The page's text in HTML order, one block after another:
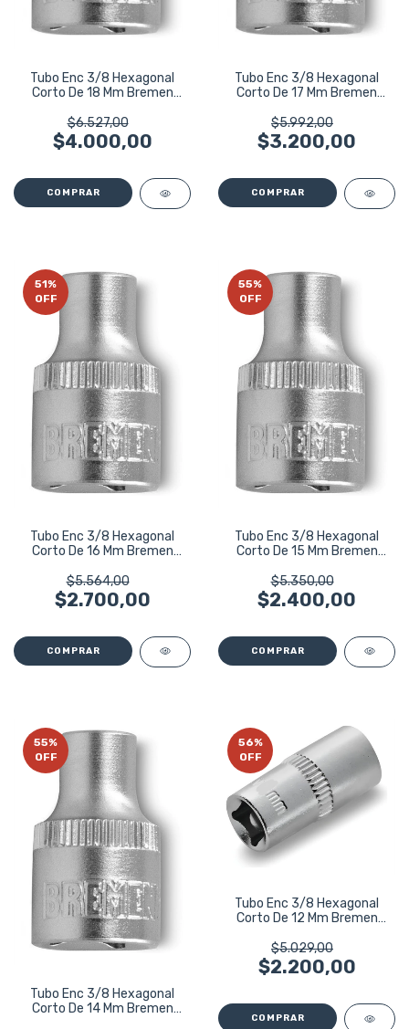
Tubo Enc 3/8 Hexagonal
Corto De 18 Mm Bremen
$6.527,00
$4.000,00
Tubo Enc 3/8 Hexagonal
Corto De 17 Mm Bremen
$5.992,00
$3.200,00
51%
OFF
Tubo Enc 3/8 Hexagonal
Corto De 16 Mm Bremen
$5.564,00
$2.700,00
55%
OFF
Tubo Enc 3/8 Hexagonal
Corto De 15 Mm Bremen
$5.350,00
$2.400,00
55%
OFF
Tubo Enc 3/8 Hexagonal
Corto De 14 Mm Bremen
56%
OFF
Tubo Enc 3/8 Hexagonal
Corto De 12 Mm Bremen
$5.029,00
$2.200,00